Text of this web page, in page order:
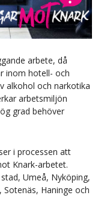
arbete, då
inom hotell- och
alkohol och narkotika
arbetsmiljön
grad behöver
i processen att
Knark-arbetet.
Umeå, Nyköping,
Sotenäs, Haninge och